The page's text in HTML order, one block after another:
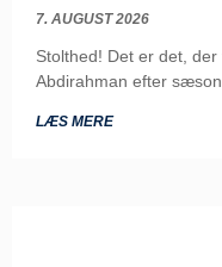
7. AUGUST 2026
Stolthed! Det er det,
Abdirahman efter
LÆS MERE